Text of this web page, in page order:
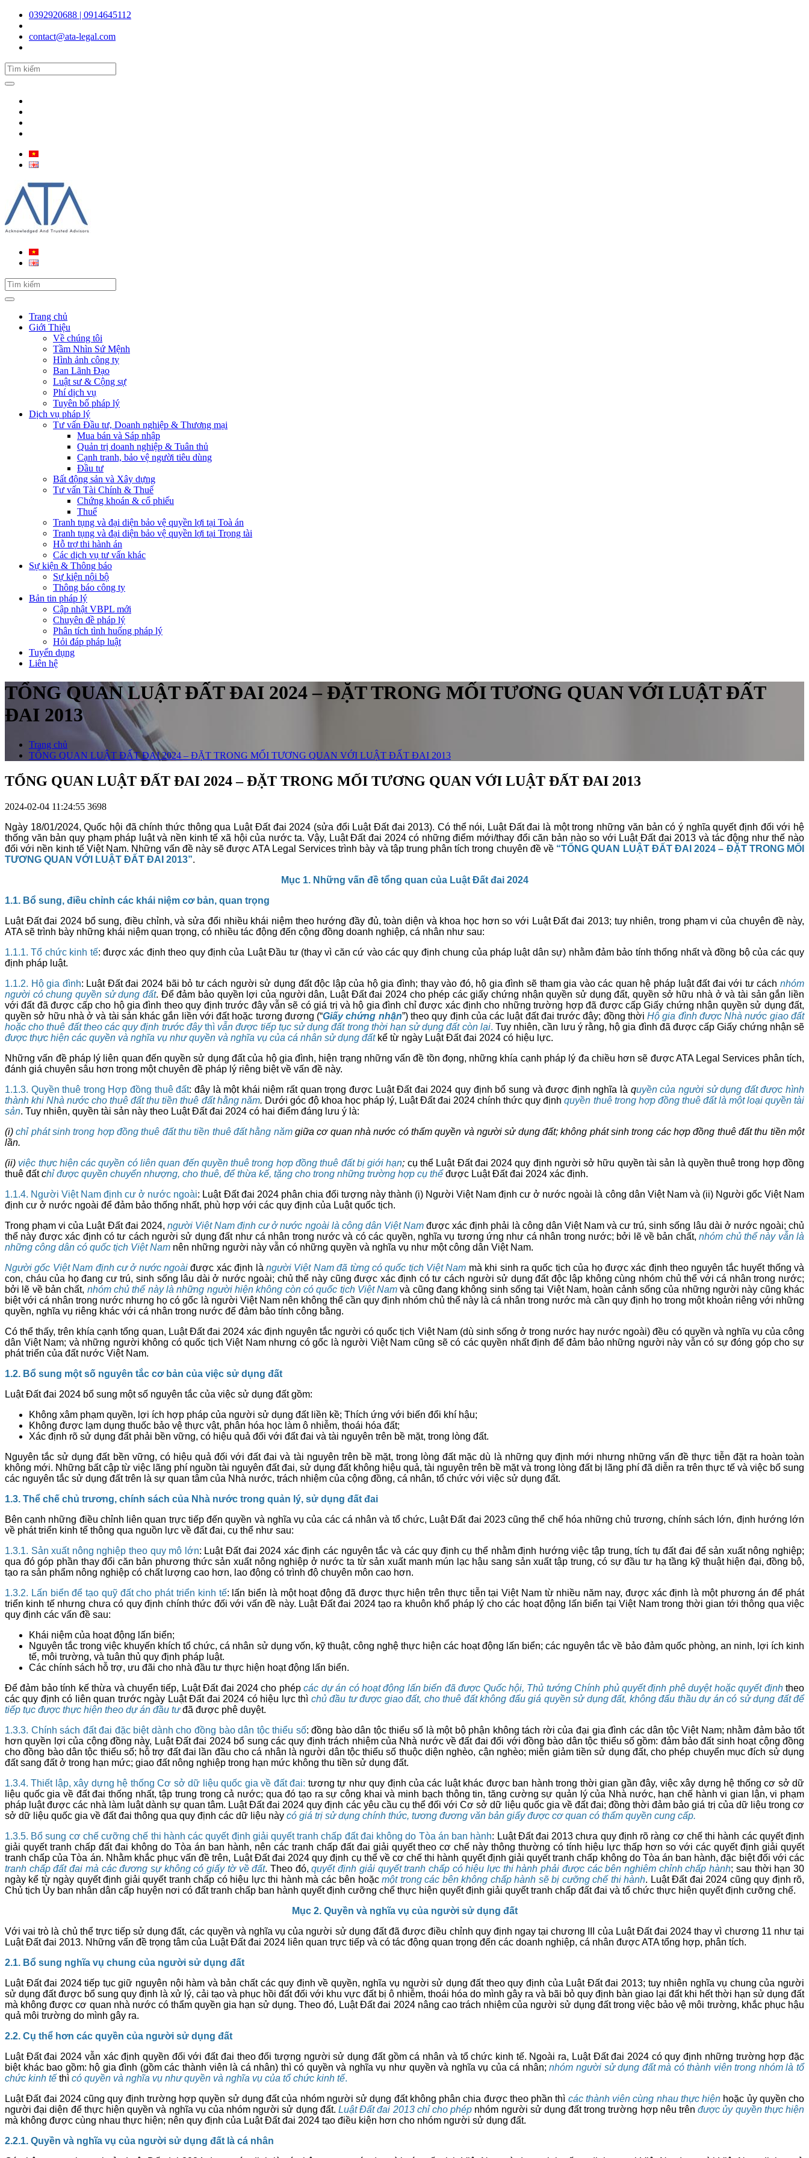
0392920688 | 0914645112
contact@ata-legal.com
Trang chủ
Giới Thiệu
Về chúng tôi
Tầm Nhìn Sứ Mệnh
Hình ảnh công ty
Ban Lãnh Đạo
Luật sư & Cộng sự
Phí dịch vụ
Tuyên bố pháp lý
Dịch vụ pháp lý
Tư vấn Đầu tư, Doanh nghiệp & Thương mại
Mua bán và Sáp nhập
Quản trị doanh nghiệp & Tuân thủ
Cạnh tranh, bảo vệ người tiêu dùng
Đầu tư
Bất động sản và Xây dựng
Tư vấn Tài Chính & Thuế
Chứng khoán & cổ phiếu
Thuế
Tranh tụng và đại diện bảo vệ quyền lợi tại Toà án
Tranh tụng và đại diện bảo vệ quyền lợi tại Trọng tài
Hỗ trợ thi hành án
Các dịch vụ tư vấn khác
Sự kiện & Thông báo
Sự kiện nội bộ
Thông báo công ty
Bản tin pháp lý
Cập nhật VBPL mới
Chuyên đề pháp lý
Phân tích tình huống pháp lý
Hỏi đáp pháp luật
Tuyển dụng
Liên hệ
TỔNG QUAN LUẬT ĐẤT ĐAI 2024 – ĐẶT TRONG MỐI TƯƠNG QUAN VỚI LUẬT ĐẤT
ĐAI 2013
Trang chủ
TỔNG QUAN LUẬT ĐẤT ĐAI 2024 – ĐẶT TRONG MỐI TƯƠNG QUAN VỚI LUẬT ĐẤT ĐAI 2013
TỔNG QUAN LUẬT ĐẤT ĐAI 2024 – ĐẶT TRONG MỐI TƯƠNG QUAN VỚI LUẬT ĐẤT ĐAI 2013
2024-02-04 11:24:55 3698
Ngày 18/01/2024, Quốc hội đã chính thức thông qua Luật Đất đai 2024 (sửa đổi Luật Đất đai 2013). Có thể nói, Luật Đất đai là một trong những văn bản có ý nghĩa quyết định đối với hệ
thống văn bản quy phạm pháp luật và nền kinh tế xã hội của nước ta. Vậy, Luật Đất đai 2024 có những điểm mới/thay đổi căn bản nào so với Luật Đất đai 2013 và tác động như thế nào
đối với nền kinh tế Việt Nam. Những vấn đề này sẽ được ATA Legal Services trình bày và tập trung phân tích trong chuyên đề về “TỔNG QUAN LUẬT ĐẤT ĐAI 2024 – ĐẶT TRONG MỐI
TƯƠNG QUAN VỚI LUẬT ĐẤT ĐAI 2013”.
Mục 1. Những vấn đề tổng quan của Luật Đất đai 2024
1.1. Bổ sung, điều chỉnh các khái niệm cơ bản, quan trọng
Luật Đất đai 2024 bổ sung, điều chỉnh, và sửa đổi nhiều khái niệm theo hướng đầy đủ, toàn diện và khoa học hơn so với Luật Đất đai 2013; tuy nhiên, trong phạm vi của chuyên đề này,
ATA sẽ trình bày những khái niệm quan trọng, có nhiều tác động đến cộng đồng doanh nghiệp, cá nhân như sau:
1.1.1. Tổ chức kinh tế: được xác định theo quy định của Luật Đầu tư (thay vì căn cứ vào các quy định chung của pháp luật dân sự) nhằm đảm bảo tính thống nhất và đồng bộ của các quy
định pháp luật.
1.1.2. Hộ gia đình: Luật Đất đai 2024 bãi bỏ tư cách người sử dụng đất độc lập của hộ gia đình; thay vào đó, hộ gia đình sẽ tham gia vào các quan hệ pháp luật đất đai với tư cáchnhóm
người có chung quyền sử dụng đất. Để đảm bảo quyền lợi của người dân, Luật Đất đai 2024 cho phép các giấy chứng nhận quyền sử dụng đất, quyền sở hữu nhà ở và tài sản gắn liền
với đất đã được cấp cho hộ gia đình theo quy định trước đây vẫn sẽ có giá trị và hộ gia đình chỉ được xác định cho những trường hợp đã được cấp Giấy chứng nhận quyền sử dụng đất,
quyền sở hữu nhà ở và tài sản khác gắn liền với đất hoặc tương đương (“Giấy chứng nhận”) theo quy định của các luật đất đai trước đây; đồng thờiHộ gia đình được Nhà nước giao đất
hoặc cho thuê đất theo các quy định trước đâythì vẫn được tiếp tục sử dụng đất trong thời hạn sử dụng đất còn lại. Tuy nhiên, cần lưu ý rằng, hộ gia đình đã được cấp Giấy chứng nhận sẽ
được thực hiện các quyền và nghĩa vụ như quyền và nghĩa vụ của cá nhân sử dụng đất kể từ ngày Luật Đất đai 2024 có hiệu lực.
Những vấn đề pháp lý liên quan đến quyền sử dụng đất của hộ gia đình, hiện trạng những vấn đề tồn đọng, những khía cạnh pháp lý đa chiều hơn sẽ được ATA Legal Services phân tích,
đánh giá chuyên sâu hơn trong một chuyên đề pháp lý riêng biệt về vấn đề này.
1.1.3. Quyền thuê trong Hợp đồng thuê đất: đây là một khái niệm rất quan trọng được Luật Đất đai 2024 quy định bổ sung và được định nghĩa là quyền của người sử dụng đất được hình
thành khi Nhà nước cho thuê đất thu tiền thuê đất hằng năm. Dưới góc độ khoa học pháp lý, Luật Đất đai 2024 chính thức quy địnhquyền thuê trong hợp đồng thuê đất là một loại quyền tài
sản. Tuy nhiên, quyền tài sản này theo Luật Đất đai 2024 có hai điểm đáng lưu ý là:
(i) chỉ phát sinh trong hợp đồng thuê đất thu tiền thuê đất hằng nămgiữa cơ quan nhà nước có thẩm quyền và người sử dụng đất; không phát sinh trong các hợp đồng thuê đất thu tiền một
lần.
(ii) việc thực hiện các quyền có liên quan đến quyền thuê trong hợp đồng thuê đất bị giới hạn; cụ thể Luật Đất đai 2024 quy định người sở hữu quyền tài sản là quyền thuê trong hợp đồng
thuê đấtchỉ được quyền chuyển nhượng, cho thuê, để thừa kế, tặng cho trong những trường hợp cụ thểđược Luật Đất đai 2024 xác định.
1.1.4. Người Việt Nam định cư ở nước ngoài: Luật Đất đai 2024 phân chia đối tượng này thành (i) Người Việt Nam định cư ở nước ngoài là công dân Việt Nam và (ii) Người gốc Việt Nam
định cư ở nước ngoài để đảm bảo thống nhất, phù hợp với các quy định của Luật quốc tịch.
Trong phạm vi của Luật Đất đai 2024, người Việt Nam định cư ở nước ngoài là công dân Việt Nam được xác định phải là công dân Việt Nam và cư trú, sinh sống lâu dài ở nước ngoài; chủ
thể này được xác định có tư cách người sử dụng đất như cá nhân trong nước và có các quyền, nghĩa vụ tương ứng như cá nhân trong nước; bởi lẽ về bản chất,nhóm chủ thể này vẫn là
những công dân có quốc tịch Việt Nam nên những người này vẫn có những quyền và nghĩa vụ như một công dân Việt Nam.
Người gốc Việt Nam định cư ở nước ngoài được xác định làngười Việt Nam đã từng có quốc tịch Việt Nam mà khi sinh ra quốc tịch của họ được xác định theo nguyên tắc huyết thống và
con, cháu của họ đang cư trú, sinh sống lâu dài ở nước ngoài; chủ thể này cũng được xác định có tư cách người sử dụng đất độc lập không cùng nhóm chủ thể với cá nhân trong nước;
bởi lẽ về bản chất, nhóm chủ thể này là những người hiện không còn có quốc tịch Việt Nam và cũng đang không sinh sống tại Việt Nam, hoàn cảnh sống của những người này cũng khác
biệt với cá nhân trong nước nhưng họ có gốc là người Việt Nam nên không thể cần quy định nhóm chủ thể này là cá nhân trong nước mà cần quy định họ trong một khoản riêng với những
quyền, nghĩa vụ riêng khác với cá nhân trong nước để đảm bảo tính công bằng.
Có thể thấy, trên khía cạnh tổng quan, Luật Đất đai 2024 xác định nguyên tắc người có quốc tịch Việt Nam (dù sinh sống ở trong nước hay nước ngoài) đều có quyền và nghĩa vụ của công
dân Việt Nam; và những người không có quốc tịch Việt Nam nhưng có gốc là người Việt Nam cũng sẽ có các quyền nhất định để đảm bảo những người này vẫn có sự đóng góp cho sự
phát triển của đất nước Việt Nam.
1.2. Bổ sung một số nguyên tắc cơ bản của việc sử dụng đất
Luật Đất đai 2024 bổ sung một số nguyên tắc của việc sử dụng đất gồm:
Không xâm phạm quyền, lợi ích hợp pháp của người sử dụng đất liền kề; Thích ứng với biến đổi khí hậu;
Không được lạm dụng thuốc bảo vệ thực vật, phân hóa học làm ô nhiễm, thoái hóa đất;
Xác định rõ sử dụng đất phải bền vững, có hiệu quả đối với đất đai và tài nguyên trên bề mặt, trong lòng đất.
Nguyên tắc sử dụng đất bền vững, có hiệu quả đối với đất đai và tài nguyên trên bề mặt, trong lòng đất mặc dù là những quy định mới nhưng những vấn đề thực tiễn đặt ra hoàn toàn
không mới. Những bất cập từ việc lãng phí nguồn tài nguyên đất đai, sử dụng đất không hiệu quả, tài nguyên trên bề mặt và trong lòng đất bị lãng phí đã diễn ra trên thực tế và việc bổ sung
các nguyên tắc sử dụng đất trên là sự quan tâm của Nhà nước, trách nhiệm của cộng đồng, cá nhân, tổ chức với việc sử dụng đất.
1.3. Thể chế chủ trương, chính sách của Nhà nước trong quản lý, sử dụng đất đai
Bên cạnh những điều chỉnh liên quan trực tiếp đến quyền và nghĩa vụ của các cá nhân và tổ chức, Luật Đất đai 2023 cũng thể chế hóa những chủ trương, chính sách lớn, định hướng lớn
về phát triển kinh tế thông qua nguồn lực về đất đai, cụ thể như sau:
1.3.1. Sản xuất nông nghiệp theo quy mô lớn: Luật Đất đai 2024 xác định các nguyên tắc và các quy định cụ thể nhằm định hướng việc tập trung, tích tụ đất đai để sản xuất nông nghiệp;
qua đó góp phần thay đổi căn bản phương thức sản xuất nông nghiệp ở nước ta từ sản xuất manh mún lạc hậu sang sản xuất tập trung, có sự đầu tư hạ tầng kỹ thuật hiện đại, đồng bộ,
tạo ra sản phẩm nông nghiệp có chất lượng cao hơn, lao động có trình độ chuyên môn cao hơn.
1.3.2. Lấn biển để tạo quỹ đất cho phát triển kinh tế: lấn biển là một hoạt động đã được thực hiện trên thực tiễn tại Việt Nam từ nhiều năm nay, được xác định là một phương án để phát
triển kinh tế nhưng chưa có quy định chính thức đối với vấn đề này. Luật Đất đai 2024 tạo ra khuôn khổ pháp lý cho các hoạt động lấn biển tại Việt Nam trong thời gian tới thông qua việc
quy định các vấn đề sau:
Khái niệm của hoạt động lấn biển;
Nguyên tắc trong việc khuyến khích tổ chức, cá nhân sử dụng vốn, kỹ thuật, công nghệ thực hiện các hoạt động lấn biển; các nguyên tắc về bảo đảm quốc phòng, an ninh, lợi ích kinh
tế, môi trường, và tuân thủ quy định pháp luật.
Các chính sách hỗ trợ, ưu đãi cho nhà đầu tư thực hiện hoạt động lấn biển.
Để đảm bảo tính kế thừa và chuyển tiếp, Luật Đất đai 2024 cho phépcác dự án có hoạt động lấn biển đã được Quốc hội, Thủ tướng Chính phủ quyết định phê duyệt hoặc quyết địnhtheo
các quy định có liên quan trước ngày Luật Đất đai 2024 có hiệu lực thì chủ đầu tư được giao đất, cho thuê đất không đấu giá quyền sử dụng đất, không đấu thầu dự án có sử dụng đất để
tiếp tục được thực hiện theo dự án đầu tưđã được phê duyệt.
1.3.3. Chính sách đất đai đặc biệt dành cho đồng bào dân tộc thiểu số: đồng bào dân tộc thiểu số là một bộ phận không tách rời của đại gia đình các dân tộc Việt Nam; nhằm đảm bảo tốt
hơn quyền lợi của cộng đồng này, Luật Đất đai 2024 bổ sung các quy định trách nhiệm của Nhà nước về đất đai đối với đồng bào dân tộc thiểu số gồm: đảm bảo đất sinh hoạt cộng đồng
cho đồng bào dân tộc thiểu số; hỗ trợ đất đai lần đầu cho cá nhân là người dân tộc thiểu số thuộc diện nghèo, cận nghèo; miễn giảm tiền sử dụng đất, cho phép chuyển mục đích sử dụng
đất sang đất ở trong hạn mức; giao đất nông nghiệp trong hạn mức không thu tiền sử dụng đất.
1.3.4. Thiết lập, xây dựng hệ thống Cơ sở dữ liệu quốc gia về đất đai: tương tự như quy định của các luật khác được ban hành trong thời gian gần đây, việc xây dựng hệ thống cơ sở dữ
liệu quốc gia về đất đai thống nhất, tập trung trong cả nước; qua đó tạo ra sự công khai và minh bạch thông tin, tăng cường sự quản lý của Nhà nước, hạn chế hành vi gian lận, vi phạm
pháp luật được các nhà làm luật dành sự quan tâm. Luật Đất đai 2024 quy định các yêu cầu cụ thể đối với Cơ sở dữ liệu quốc gia về đất đai; đồng thời đảm bảo giá trị của dữ liệu trong cơ
sở dữ liệu quốc gia về đất đai thông qua quy định các dữ liệu này có giá trị sử dụng chính thức, tương đương văn bản giấy được cơ quan có thẩm quyền cung cấp.
1.3.5. Bổ sung cơ chế cưỡng chế thi hành các quyết định giải quyết tranh chấp đất đai không do Tòa án ban hành: Luật Đất đai 2013 chưa quy định rõ ràng cơ chế thi hành các quyết định
giải quyết tranh chấp đất đai không do Tòa án ban hành, nên các tranh chấp đất đai giải quyết theo cơ chế này thông thường có tính hiệu lực thấp hơn so với các quyết định giải quyết
tranh chấp của Tòa án. Nhằm khắc phục vấn đề trên, Luật Đất đai 2024 quy định cụ thể về cơ chế thi hành quyết định giải quyết tranh chấp không do Tòa án ban hành, đặc biệt đối với các
tranh chấp đất đai mà các đương sự không có giấy tờ về đất. Theo đó,quyết định giải quyết tranh chấp có hiệu lực thi hành phải được các bên nghiêm chỉnh chấp hành; sau thời hạn 30
ngày kể từ ngày quyết định giải quyết tranh chấp có hiệu lực thi hành mà các bên hoặcmột trong các bên không chấp hành sẽ bị cưỡng chế thi hành. Luật Đất đai 2024 cũng quy định rõ,
Chủ tịch Ủy ban nhân dân cấp huyện nơi có đất tranh chấp ban hành quyết định cưỡng chế thực hiện quyết định giải quyết tranh chấp đất đai và tổ chức thực hiện quyết định cưỡng chế.
Mục 2. Quyền và nghĩa vụ của người sử dụng đất
Với vai trò là chủ thể trực tiếp sử dụng đất, các quyền và nghĩa vụ của người sử dụng đất đã được điều chỉnh quy định ngay tại chương III của Luật Đất đai 2024 thay vì chương 11 như tại
Luật Đất đai 2013. Những vấn đề trọng tâm của Luật Đất đai 2024 liên quan trực tiếp và có tác động quan trọng đến các doanh nghiệp, cá nhân được ATA tổng hợp, phân tích.
2.1. Bổ sung nghĩa vụ chung của người sử dụng đất
Luật Đất đai 2024 tiếp tục giữ nguyên nội hàm và bản chất các quy định về quyền, nghĩa vụ người sử dụng đất theo quy định của Luật Đất đai 2013; tuy nhiên nghĩa vụ chung của người
sử dụng đất được bổ sung quy định là xử lý, cải tạo và phục hồi đất đối với khu vực đất bị ô nhiễm, thoái hóa do mình gây ra và bãi bỏ quy định bàn giao lại đất khi hết thời hạn sử dụng đất
mà không được cơ quan nhà nước có thẩm quyền gia hạn sử dụng. Theo đó, Luật Đất đai 2024 nâng cao trách nhiệm của người sử dụng đất trong việc bảo vệ môi trường, khắc phục hậu
quả môi trường do mình gây ra.
2.2. Cụ thể hơn các quyền của người sử dụng đất
Luật Đất đai 2024 vẫn xác định quyền đối với đất đai theo đối tượng người sử dụng đất gồm cá nhân và tổ chức kinh tế. Ngoài ra, Luật Đất đai 2024 có quy định những trường hợp đặc
biệt khác bao gồm: hộ gia đình (gồm các thành viên là cá nhân) thì có quyền và nghĩa vụ như quyền và nghĩa vụ của cá nhân;nhóm người sử dụng đất mà có thành viên trong nhóm là tổ
chức kinh tế thì có quyền và nghĩa vụ như quyền và nghĩa vụ của tổ chức kinh tế.
Luật Đất đai 2024 cũng quy định trường hợp quyền sử dụng đất của nhóm người sử dụng đất không phân chia được theo phần thì các thành viên cùng nhau thực hiện hoặc ủy quyền cho
người đại diện để thực hiện quyền và nghĩa vụ của nhóm người sử dụng đất.Luật Đất đai 2013 chỉ cho phép nhóm người sử dụng đất trong trường hợp nêu trênđược ủy quyền thực hiện
mà không được cùng nhau thực hiện; nên quy định của Luật Đất đai 2024 tạo điều kiện hơn cho nhóm người sử dụng đất.
2.2.1. Quyền và nghĩa vụ của người sử dụng đất là cá nhân